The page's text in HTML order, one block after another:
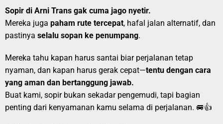
Sopir di Arni Trans gak cuma jago nyetir.
Mereka juga paham rute tercepat, hafal jalan alternatif, dan
pastinya selalu sopan ke penumpang.
Mereka tahu kapan harus santai biar perjalanan tetap
nyaman, dan kapan harus gerak cepat—tentu dengan cara
yang aman dan bertanggung jawab.
Buat kami, sopir bukan sekadar pengemudi, tapi bagian
penting dari kenyamanan kamu selama di perjalanan. 🚐👍